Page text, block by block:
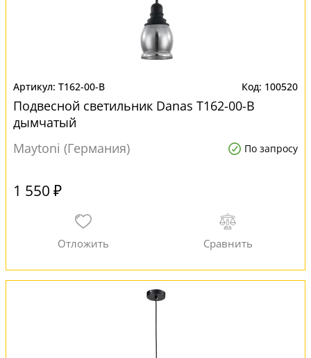
T162-00-B 100520
Подвесной светильник Danas T162-00-B
дымчатый
Maytoni (Германия)
По запросу
1 550 ₽